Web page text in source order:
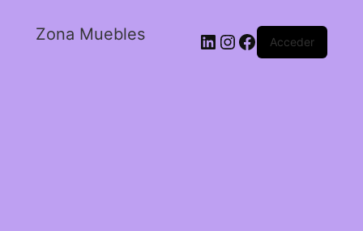
Zona Muebles Acceder